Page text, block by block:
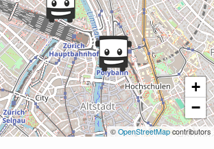
+
−
© OpenStreetMapcontributors